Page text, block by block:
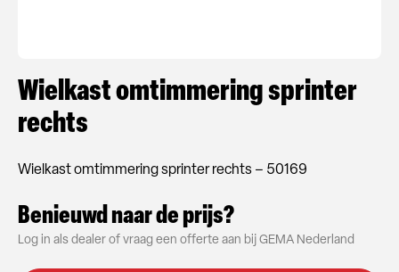
Wielkast omtimmering sprinter
rechts
Wielkast omtimmering sprinter rechts – 50169
Benieuwd naar de prijs?
Log in als dealer of vraag een offerte aan bij GEMA Nederland